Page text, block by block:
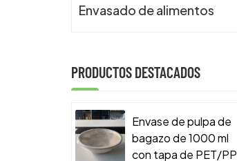
Envasado de alimentos
PRODUCTOS DESTACADOS
Envase de pulpa de
bagazo de 1000 ml
con tapa de PET/PP